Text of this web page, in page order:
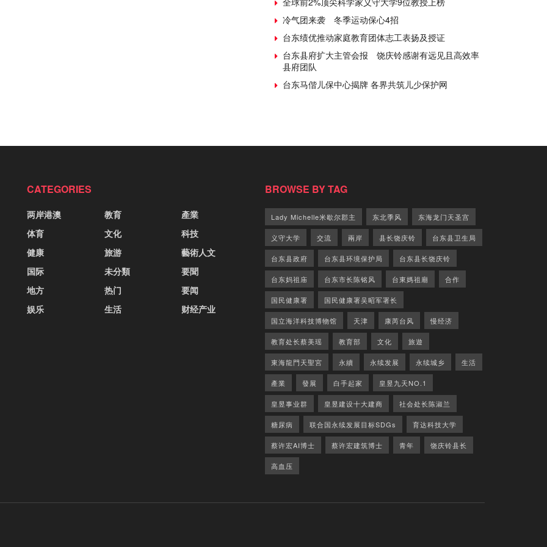
冷气团来袭 冬季运动保心4招
台东绩优推动家庭教育团体志工表扬及授证
台东县府扩大主管会报 饶庆铃感谢有远见且高效率
县府团队
台东马偕儿保中心揭牌 各界共筑儿少保护网
CATEGORIES
两岸港澳
体育
健康
国际
地方
娱乐
教育
文化
旅游
未分類
热门
生活
產業
科技
藝術人文
要聞
要闻
财经产业
BROWSE BY TAG
Lady Michelle米歇尔郡主 东北季风 东海龙门天圣宫
义守大学 交流 兩岸 县长饶庆铃 台东县卫生局
台东县政府 台东县环境保护局 台东县长饶庆铃
台东妈祖庙 台东市长陈铭风 台東媽祖廟 合作
国民健康署 国民健康署吴昭军署长
国立海洋科技博物馆 天津 康芮台风 慢经济
教育处长蔡美瑶 教育部 文化 旅遊
東海龍門天聖宮 永續 永续发展 永续城乡 生活
產業 發展 白手起家 皇昱九天NO.1
皇昱事业群 皇昱建设十大建商 社会处长陈淑兰
糖尿病 联合国永续发展目标SDGs 育达科技大学
蔡许宏AI博士 蔡许宏建筑博士 青年 饶庆铃县长
高血压